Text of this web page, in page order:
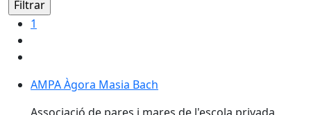
1
AMPA Àgora Masia Bach